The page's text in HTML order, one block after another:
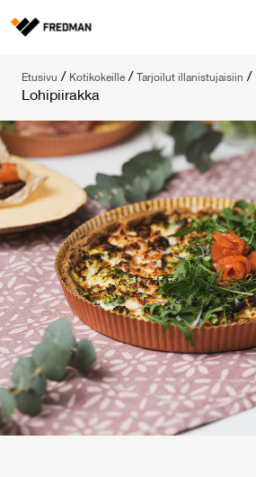
Tehtaanmyymälä
Verkkokauppa ammattilaisille
Hae
English Suomi
Etusivu / Kotikokeille / Tarjoilut illanistujaisiin /
Lohipiirakka